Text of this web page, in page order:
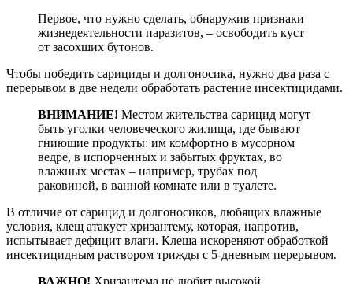
Первое, что нужно сделать, обнаружив признаки
жизнедеятельности паразитов, – освободить куст
от засохших бутонов.
Чтобы победить сарициды и долгоносика, нужно два раза с
перерывом в две недели обработать растение инсектицидами.
ВНИМАНИЕ! Местом жительства сарицид могут
быть уголки человеческого жилища, где бывают
гниющие продукты: им комфортно в мусорном
ведре, в испорченных и забытых фруктах, во
влажных местах – например, трубах под
раковиной, в ванной комнате или в туалете.
В отличие от сарицид и долгоносиков, любящих влажные
условия, клещ атакует хризантему, которая, напротив,
испытывает дефицит влаги. Клеща искореняют обработкой
инсектицидным раствором трижды с 5-дневным перерывом.